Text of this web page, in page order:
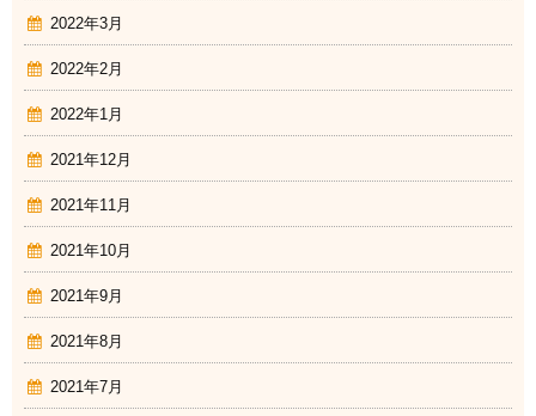
2022年3月
2022年2月
2022年1月
2021年12月
2021年11月
2021年10月
2021年9月
2021年8月
2021年7月